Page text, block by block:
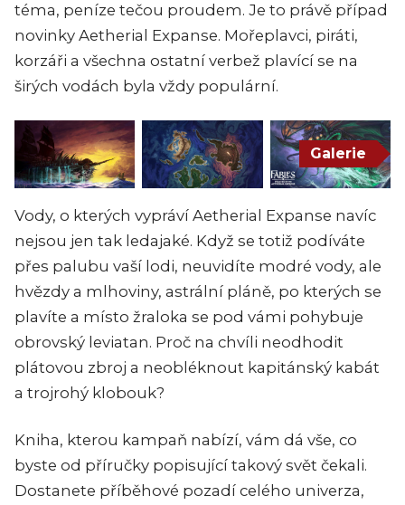
téma, peníze tečou proudem. Je to právě případ
novinky Aetherial Expanse. Mořeplavci, piráti,
korzáři a všechna ostatní verbež plavící se na
širých vodách byla vždy populární.
Galerie
Vody, o kterých vypráví Aetherial Expanse navíc
nejsou jen tak ledajaké. Když se totiž podíváte
přes palubu vaší lodi, neuvidíte modré vody, ale
hvězdy a mlhoviny, astrální pláně, po kterých se
plavíte a místo žraloka se pod vámi pohybuje
obrovský leviatan. Proč na chvíli neodhodit
plátovou zbroj a neobléknout kapitánský kabát
a trojrohý klobouk?
Kniha, kterou kampaň nabízí, vám dá vše, co
byste od příručky popisující takový svět čekali.
Dostanete příběhové pozadí celého univerza,